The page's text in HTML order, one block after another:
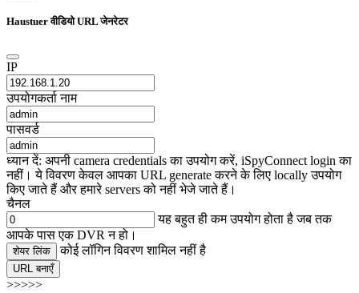
Haustuer वीडियो URL जेनरेटर
IP
उपयोगकर्ता नाम
पासवर्ड
ध्यान दें: अपनी camera credentials का उपयोग करें, iSpyConnect login का
नहीं। ये विवरण केवल आपका URL generate करने के लिए locally उपयोग
किए जाते हैं और हमारे servers को नहीं भेजे जाते हैं।
चैनल
यह बहुत ही कम उपयोग होता है जब तक
आपके पास एक DVR न हो।
शेयर लिंक कोई लॉगिन विवरण शामिल नहीं है
URL बनाएँ
>>>>>